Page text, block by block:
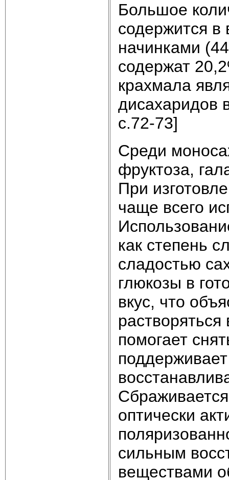
Большое
содержится
начинками
содержат
крахмала
дисахаридов
с.72-73]
Среди
фруктоза,
При
чаще всего
как степень
сладостью
глюкозы в
вкус, что
помогает
оптически
сильным
веществами